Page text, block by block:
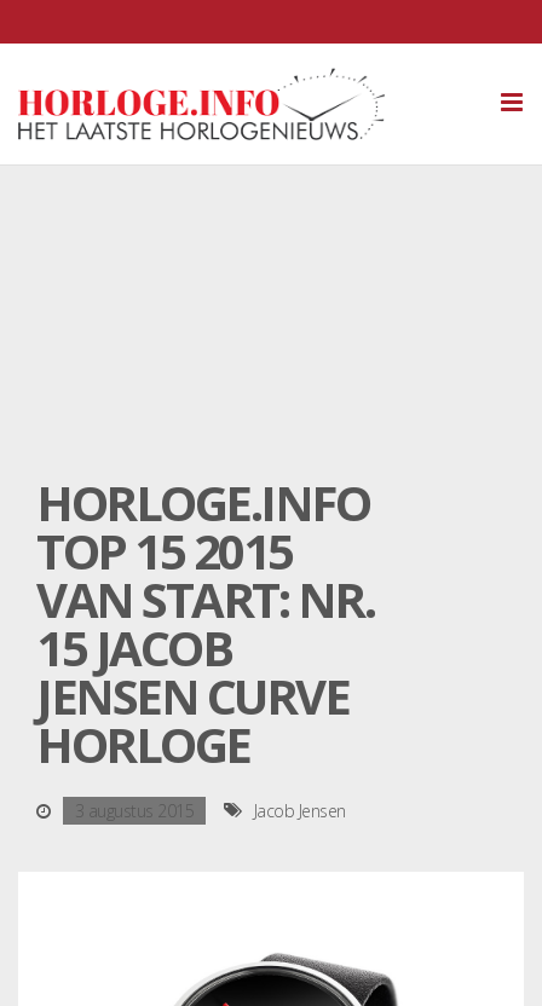
HORLOGE.INFO
TOP 15 2015
VAN START: NR.
15 JACOB
JENSEN CURVE
HORLOGE
3 augustus 2015 Jacob Jensen